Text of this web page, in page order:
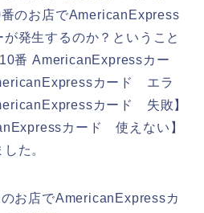
のお店でAmericanExpress
発生するのか？ということ
番 AmericanExpressカー
カード エラ
カード 失敗】
カード 使えない】
た。
お店でAmericanExpressカ